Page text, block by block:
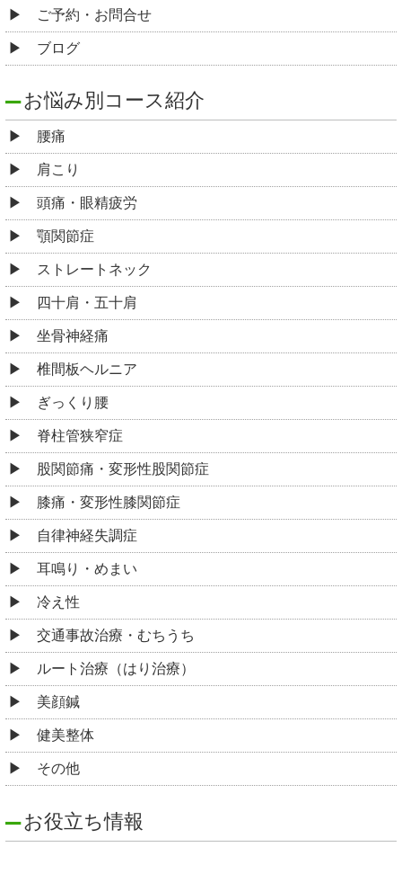
ご予約・お問合せ
ブログ
お悩み別コース紹介
腰痛
肩こり
頭痛・眼精疲労
顎関節症
ストレートネック
四十肩・五十肩
坐骨神経痛
椎間板ヘルニア
ぎっくり腰
脊柱管狭窄症
股関節痛・変形性股関節症
膝痛・変形性膝関節症
自律神経失調症
耳鳴り・めまい
冷え性
交通事故治療・むちうち
ルート治療（はり治療）
美顔鍼
健美整体
その他
お役立ち情報